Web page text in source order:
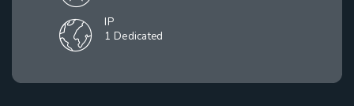
IP
1 Dedicated